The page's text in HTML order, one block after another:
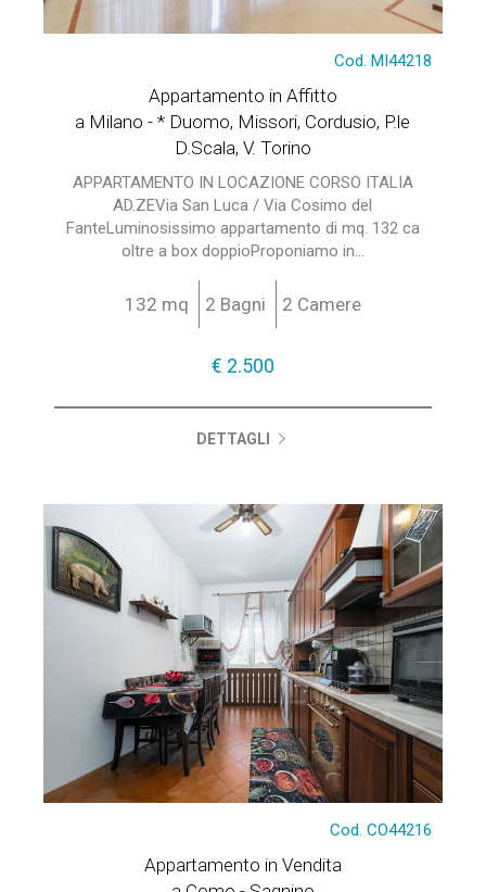
Cod. MI44218
Appartamento in Affitto
a Milano - * Duomo, Missori, Cordusio, P.le
D.Scala, V. Torino
APPARTAMENTO IN LOCAZIONE CORSO ITALIA
AD.ZEVia San Luca / Via Cosimo del
FanteLuminosissimo appartamento di mq. 132 ca
oltre a box doppioProponiamo in...
132 mq 2 Bagni 2 Camere
€ 2.500
DETTAGLI
Cod. CO44216
Appartamento in Vendita